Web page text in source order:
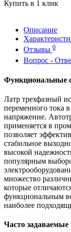
Купить в 1 клик
Описание
Отзывы 0
Вопрос -
Функциональные
Латр трехфазный
переменного тока
напряжение.
применяется в
позволяет
стабильное
высокой
популярным
множество
которые
функциональным
наиболее
Часто